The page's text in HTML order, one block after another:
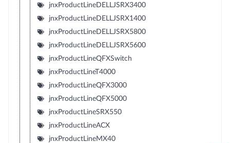
jnxProductLineDELLJSRX3400
jnxProductLineDELLJSRX1400
jnxProductLineDELLJSRX5800
jnxProductLineDELLJSRX5600
jnxProductLineQFXSwitch
jnxProductLineT4000
jnxProductLineQFX3000
jnxProductLineQFX5000
jnxProductLineSRX550
jnxProductLineACX
jnxProductLineMX40